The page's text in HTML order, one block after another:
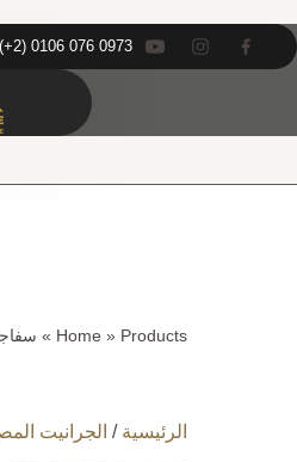
0106 076 0973
إلى
المحتوى
to
content
Home » Products
»
الرئيسية / الجرانيت